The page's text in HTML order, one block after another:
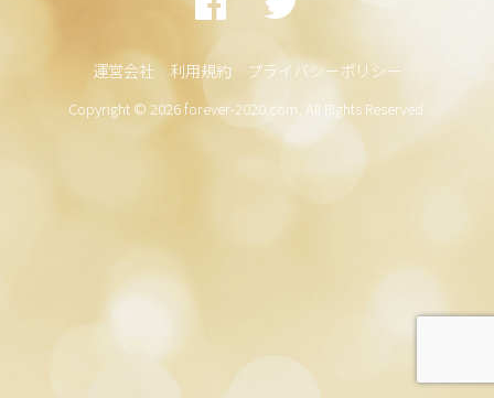
運営会社 利用規約 プライバシーポリシー
Copyright © 2026 forever-2020.com, All Rights Reserved.